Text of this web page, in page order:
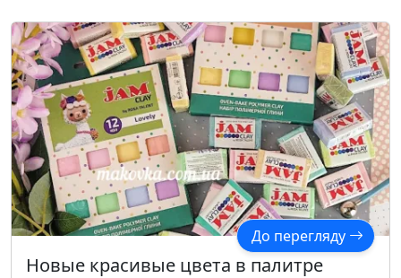
До перегляду
Новые красивые цвета в палитре